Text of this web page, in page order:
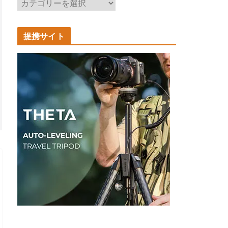
事
カ
テ
ゴ
ー
提携サイト